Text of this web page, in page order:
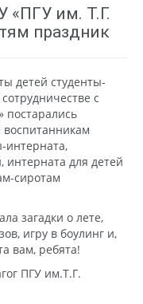
«ПГУ им. Т.Г.
праздник
детей студенты-
с
постарались
интерната,
для детей
сиротам
загадки о лете,
игру в боулинг и,
вам, ребята!
ПГУ им.Т.Г.